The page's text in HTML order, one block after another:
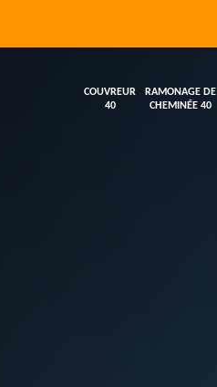
COUVREUR
40
RAMONAGE DE
CHEMINÉE 40